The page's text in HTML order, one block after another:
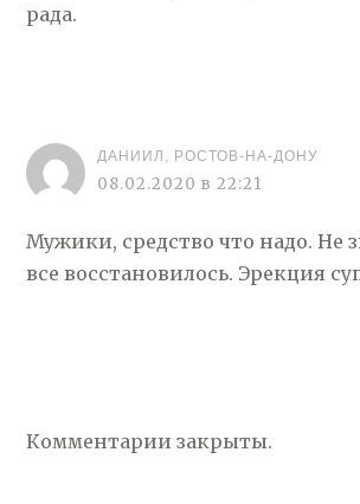
рада.
ДАНИИЛ, РОСТОВ-НА-ДОНУ
08.02.2020 в 22:21
Мужики, средство что надо. Не
все восстановилось. Эрекция
Комментарии закрыты.